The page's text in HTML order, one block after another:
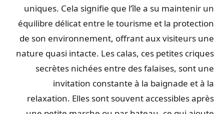
uniques. Cela signifie que l’île a su maintenir un
équilibre délicat entre le tourisme et la protection
de son environnement, offrant aux visiteurs une
nature quasi intacte. Les calas, ces petites criques
secrètes nichées entre des falaises, sont une
invitation constante à la baignade et à la
relaxation. Elles sont souvent accessibles après